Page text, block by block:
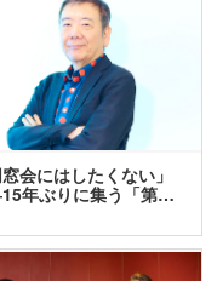
窓会にはしたくない」
年ぶりに集う「第…